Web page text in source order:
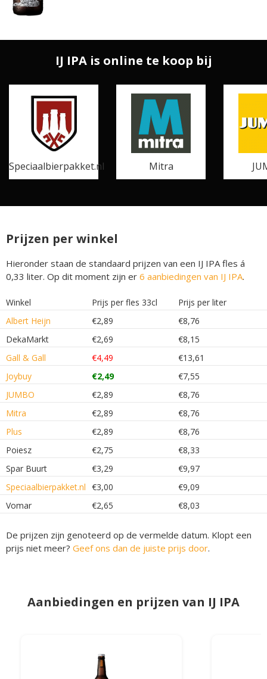
IJ IPA is online te koop bij
Speciaalbierpakket.nl Mitra
Prijzen per winkel
Hieronder staan de standaard prijzen van een IJ IPA fles á
0,33 liter. Op dit moment zijn er 6 aanbiedingen van IJ IPA.
Winkel Prijs per fles 33cl
Prijs per liter
Albert Heijn
€2,89
€8,76
DekaMarkt
€2,69
€8,15
Gall & Gall
€4,49
€13,61
Joybuy
€2,49
€7,55
JUMBO
€2,89
€8,76
Mitra
€2,89
€8,76
Plus
€2,89
€8,76
Poiesz
€2,75
€8,33
Spar Buurt
€3,29
€9,97
Speciaalbierpakket.nl €3,00
€9,09
Vomar
€2,65 €8,03
De prijzen zijn genoteerd op de vermelde datum. Klopt een
prijs niet meer? Geef ons dan de juiste prijs door.
Aanbiedingen en prijzen van IJ IPA